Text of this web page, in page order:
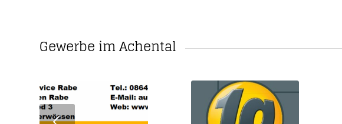
Gewerbe im Achental